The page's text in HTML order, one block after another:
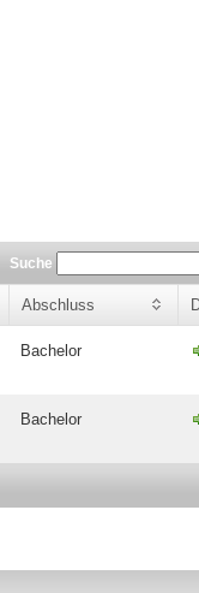
Suche
Abschluss
Bachelor
Bachelor